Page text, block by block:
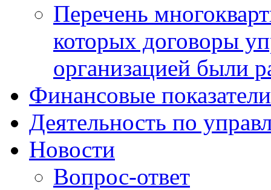
Перечень
которых договоры
организацией были
Финансовые показатели
Деятельность по
Новости
Вопрос-ответ